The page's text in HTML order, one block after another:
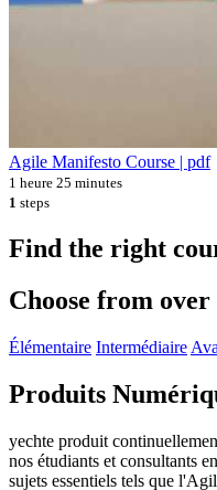
Agile Manifesto Course | pdf
1 heure 25 minutes
1 steps
Find the right
Choose from over
Élémentaire Intermédiaire
Produits
yechte produit
nos étudiants et consultants
sujets essentiels tels que